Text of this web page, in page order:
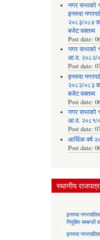
नगर सभाको
इनरुवा
२०८३/०८४
बजेट वक्तव्य
Post date:
नगर सभाको
आ.व. २०८२/
Post date:
इनरुवा
२०८२/०८३
बजेट वक्तव्य
Post date:
नगर सभाको
आ.व. २०८१/
Post date:
आर्थिक वर्ष
Post date:
स्थानीय राजपत्र
इनरुवा
नियुक्ति सम्बन्धी
इनरुवा